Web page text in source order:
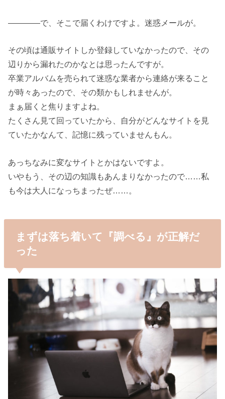
――――で、そこで届くわけですよ。迷惑メールが。
その頃は通販サイトしか登録していなかったので、その
辺りから漏れたのかなとは思ったんですが。
卒業アルバムを売られて迷惑な業者から連絡が来ること
が時々あったので、その類かもしれませんが。
まぁ届くと焦りますよね。
たくさん見て回っていたから、自分がどんなサイトを見
ていたかなんて、記憶に残っていませんもん。
あっちなみに変なサイトとかはないですよ。
いやもう、その辺の知識もあんまりなかったので……私
も今は大人になっちまったぜ……。
まずは落ち着いて『調べる』が正解だ
った